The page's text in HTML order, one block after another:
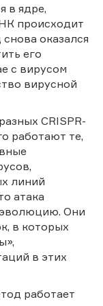
в ядре,
происходит
оказался
его
с вирусом
вирусной
CRISPR-
работают те,
линий
атака
эволюцию. Они
в которых
в этих
работает